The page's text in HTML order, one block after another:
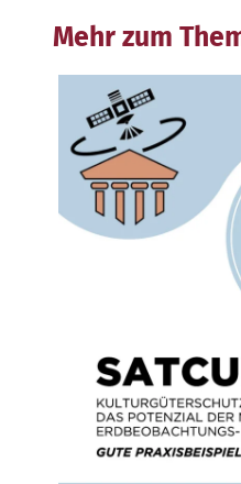
Mehr zum